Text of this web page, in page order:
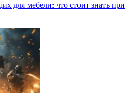
для мебели: что стоит знать при